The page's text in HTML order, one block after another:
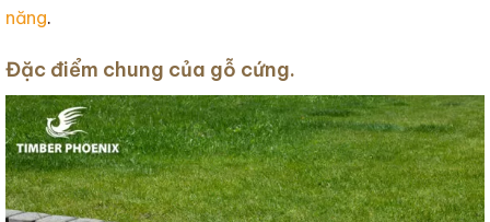
năng.
Đặc điểm chung của gỗ cứng.